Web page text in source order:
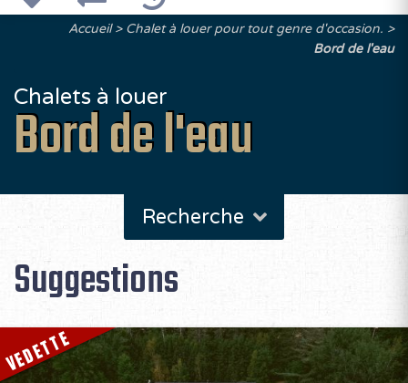
Accueil
Chalet à louer pour tout genre d'occasion.
Bord de l'eau
Chalets à louer
Bord de l'eau
Recherche
Suggestions
VEDETTE